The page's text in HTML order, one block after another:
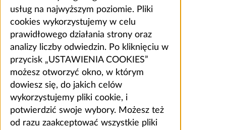
usług na najwyższym poziomie. Pliki
cookies wykorzystujemy w celu
prawidłowego działania strony oraz
analizy liczby odwiedzin. Po kliknięciu w
przycisk „USTAWIENIA COOKIES”
możesz otworzyć okno, w którym
dowiesz się, do jakich celów
wykorzystujemy pliki cookie, i
potwierdzić swoje wybory. Możesz też
od razu zaakceptować wszystkie pliki